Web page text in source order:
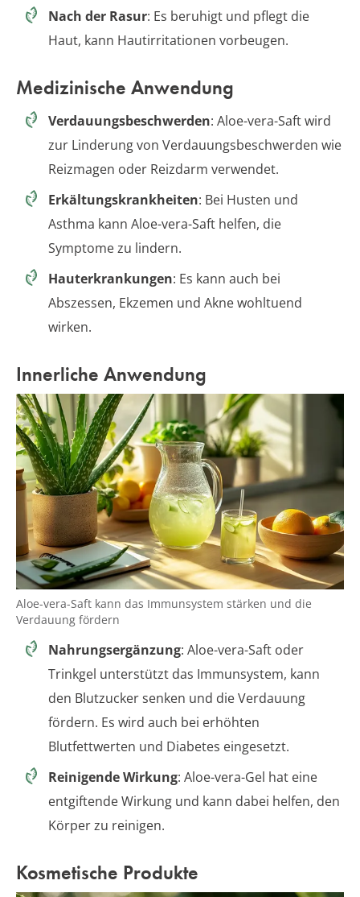
Nach der Rasur: Es beruhigt und pflegt die
Haut, kann Hautirritationen vorbeugen.
Medizinische Anwendung
Verdauungsbeschwerden: Aloe-vera-Saft wird
zur Linderung von Verdauungsbeschwerden wie
Reizmagen oder Reizdarm verwendet.
Erkältungskrankheiten: Bei Husten und
Asthma kann Aloe-vera-Saft helfen, die
Symptome zu lindern.
Hauterkrankungen: Es kann auch bei
Abszessen, Ekzemen und Akne wohltuend
wirken.
Innerliche Anwendung
Aloe-vera-Saft kann das Immunsystem stärken und die
Verdauung fördern
Nahrungsergänzung: Aloe-vera-Saft oder
Trinkgel unterstützt das Immunsystem, kann
den Blutzucker senken und die Verdauung
fördern. Es wird auch bei erhöhten
Blutfettwerten und Diabetes eingesetzt.
Reinigende Wirkung: Aloe-vera-Gel hat eine
entgiftende Wirkung und kann dabei helfen, den
Körper zu reinigen.
Kosmetische Produkte